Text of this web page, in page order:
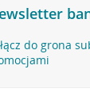
do grona